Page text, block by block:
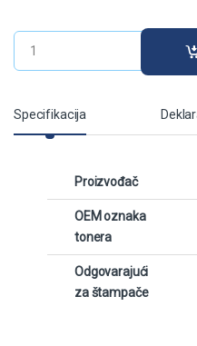
CF413A / CRG-046M
Specifikacija
Proizvođač
OEM oznaka
tonera
Odgovarajući
za štampače